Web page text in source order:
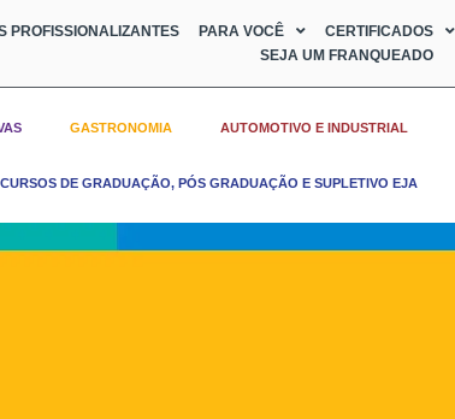
PROFISSIONALIZANTES PARA VOCÊ CERTIFICADOS
SEJA UM FRANQUEADO
GASTRONOMIA AUTOMOTIVO E INDUSTRIAL
CURSOS DE GRADUAÇÃO, PÓS GRADUAÇÃO E SUPLETIVO EJA